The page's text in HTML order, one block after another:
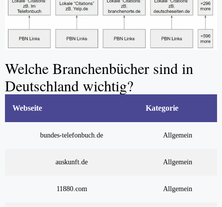
Welche Branchenbücher sind in
Deutschland wichtig?
Webseite Kategorie
bundes-telefonbuch.de Allgemein
auskunft.de Allgemein
11880.com Allgemein